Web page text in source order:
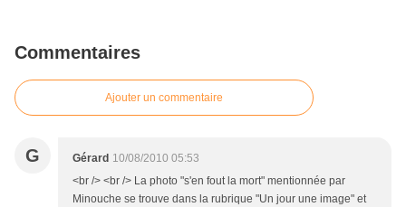
Commentaires
Ajouter un commentaire
G Gérard 10/08/2010 05:53
<br /> <br /> La photo "s'en fout la mort" mentionnée par
Minouche se trouve dans la rubrique "Un jour une image" et